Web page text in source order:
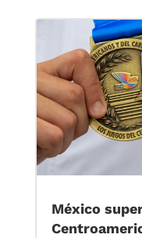
México